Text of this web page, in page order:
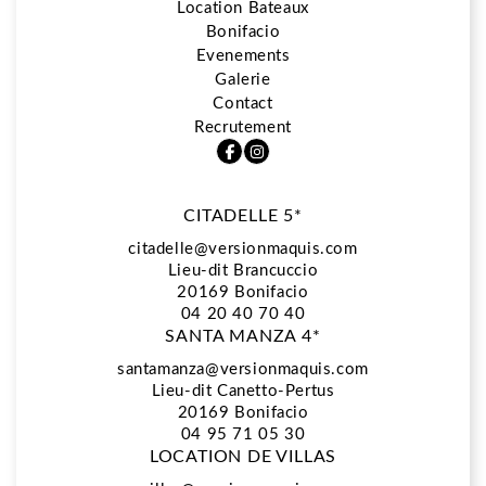
5*
Restaurant La Vista
Spa Biologique Recherche
Location Bateaux
Bonifacio
Location Bateaux
Bonifacio
Evenements
Galerie
Contact
Recrutement
CITADELLE 5*
citadelle@versionmaquis.com
Lieu-dit Brancuccio
20169 Bonifacio
04 20 40 70 40
SANTA MANZA 4*
santamanza@versionmaquis.com
Lieu-dit Canetto-Pertus
20169 Bonifacio
04 95 71 05 30
LOCATION DE VILLAS